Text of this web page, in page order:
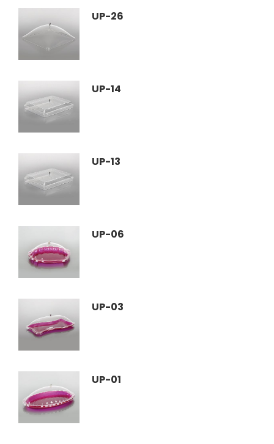
UP-26
UP-14
UP-13
UP-06
UP-03
UP-01